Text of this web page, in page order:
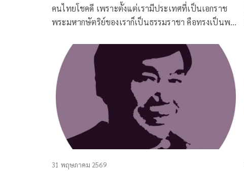
คนไทยโชคดี เพราะตั้งแต่เรามีประเทศที่เป็นเอกราช
พระมหากษัตริย์ของเราก็เป็นธรรมราชา คือทรงเป็นพระ
ประการที่พระมหากษัตริย์ของเราทรงยึดถือปฏิบัติเพื่อ
ประโยชน์สุขของอาณา
31 พฤษภาคม 2569